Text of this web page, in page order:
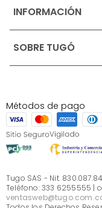
INFORMACIÓN
Ofertas vigentes
Términos,
S.A.S
Términos,
Instructivo
Sé parte de Tugó
¿Quiénes somos?
Servicio al cliente
SOBRE TUGÓ
¿Quieres vender en
Métodos de pago
Tugo SAS - Nit.
Teléfono: 333 6255555 |